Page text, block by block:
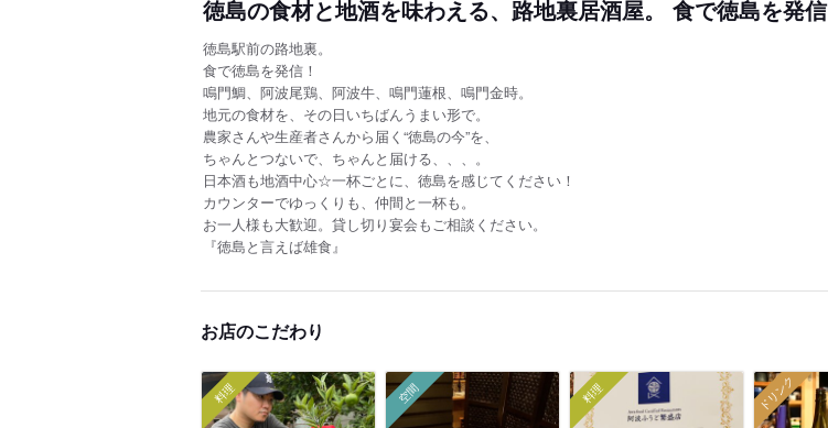
徳島の食材と地酒を味わえる、路地裏居酒屋。 食で徳島を発信
徳島駅前の路地裏。
食で徳島を発信！
鳴門鯛、阿波尾鶏、阿波牛、鳴門蓮根、鳴門金時。
地元の食材を、その日いちばんうまい形で。
農家さんや生産者さんから届く“徳島の今”を、
ちゃんとつないで、ちゃんと届ける、、、。
日本酒も地酒中心☆一杯ごとに、徳島を感じてください！
カウンターでゆっくりも、仲間と一杯も。
お一人様も大歓迎。貸し切り宴会もご相談ください。
『徳島と言えば雄食』
お店のこだわり
料理 空間 料理 ドリンク